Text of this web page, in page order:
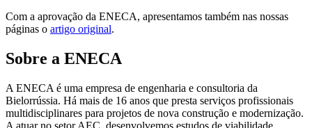
Com a aprovação da ENECA, apresentamos também nas nossas
páginas o artigo original.
Sobre a ENECA
A ENECA é uma empresa de engenharia e consultoria da
Bielorrússia. Há mais de 16 anos que presta serviços profissionais
multidisciplinares para projetos de nova construção e modernização.